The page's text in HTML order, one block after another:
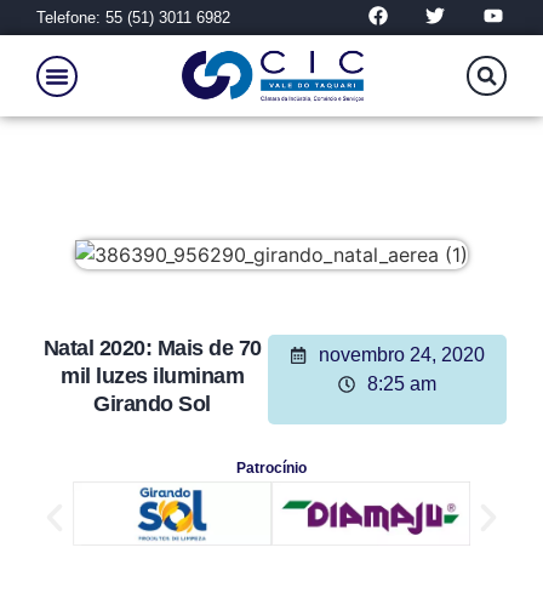
Telefone: 55 (51) 3011 6982
Natal 2020: Mais de 70
mil luzes iluminam
Girando Sol
novembro 24, 2020
8:25 am
Patrocínio